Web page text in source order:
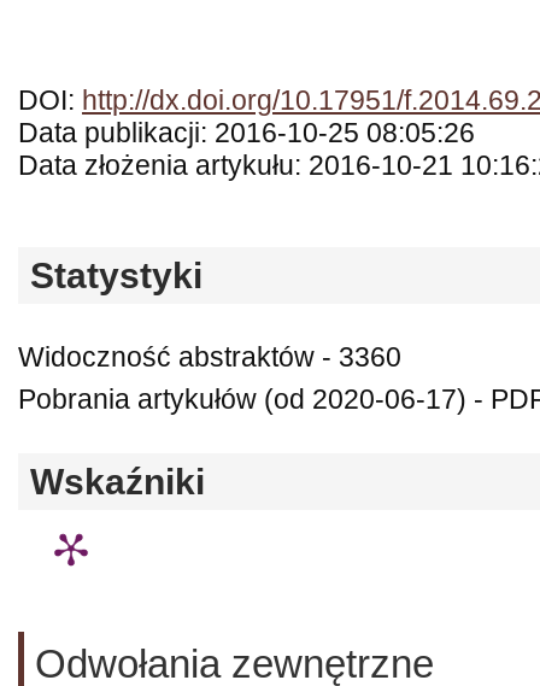
DOI: http://dx.doi.org/10.17951/
Data publikacji: 2016-10-25 08:05:26
Data złożenia artykułu: 2016-10-21
Statystyki
Widoczność abstraktów - 3360
Pobrania artykułów (od 2020-06-17) -
Wskaźniki
Odwołania zewnętrzne